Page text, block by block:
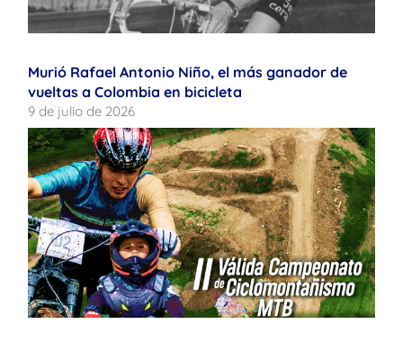
Murió Rafael Antonio Niño, el más ganador de
vueltas a Colombia en bicicleta
9 de julio de 2026